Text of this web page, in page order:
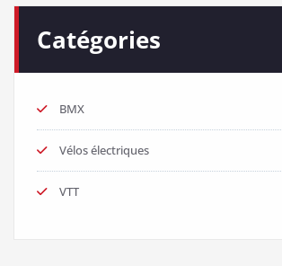
Catégories
BMX
Vélos électriques
VTT